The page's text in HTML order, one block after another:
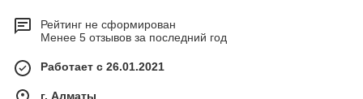
Рейтинг не сформирован
Менее 5 отзывов за последний год
Работает с 26.01.2021
г. Алматы